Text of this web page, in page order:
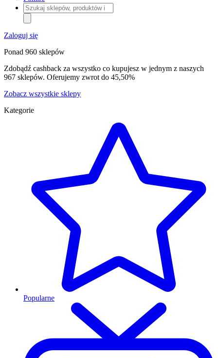
Szukaj
sklepów,
produktów
i
kategorii
Zaloguj się
Ponad 960 sklepów
Zdobądź cashback za wszystko co kupujesz w jednym z naszych
967 sklepów. Oferujemy zwrot do 45,50%
Zobacz wszystkie sklepy
Kategorie
Popularne